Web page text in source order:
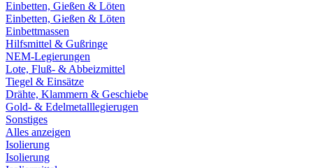
Einbetten, Gießen & Löten
Einbetten, Gießen & Löten
Einbettmassen
Hilfsmittel & Gußringe
NEM-Legierungen
Lote, Fluß- & Abbeizmittel
Tiegel & Einsätze
Drähte, Klammern & Geschiebe
Gold- & Edelmetalllegierugen
Sonstiges
Alles anzeigen
Isolierung
Isolierung